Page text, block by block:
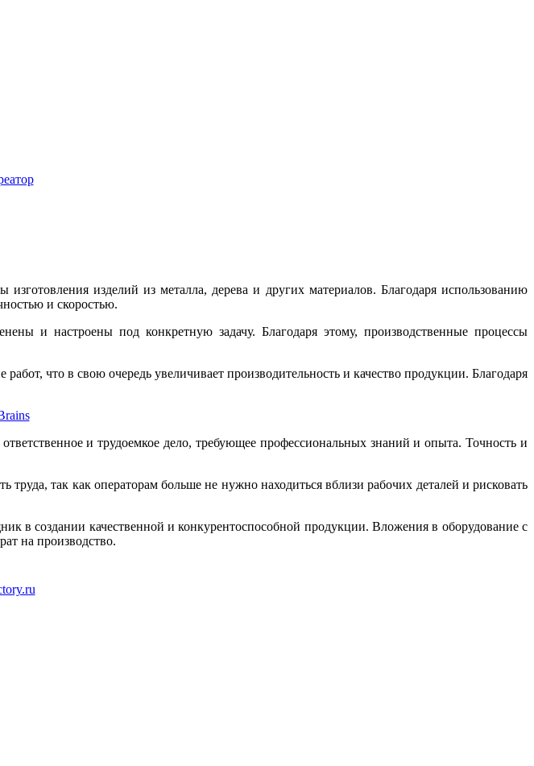
изделий из металла, дерева и других материалов. Благодаря использованию
и скоростью.
и настроены под конкретную задачу. Благодаря этому, производственные процессы
что в свою очередь увеличивает производительность и качество продукции. Благодаря
и трудоемкое дело, требующее профессиональных знаний и опыта. Точность и
так как операторам больше не нужно находиться вблизи рабочих деталей и рисковать
в создании качественной и конкурентоспособной продукции. Вложения в оборудование с
на производство.